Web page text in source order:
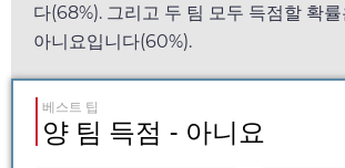
다(68%). 그리고 두 팀 모두 득점할 확
아니요입니다(60%).
베스트 팁
양 팀 득점 - 아니요